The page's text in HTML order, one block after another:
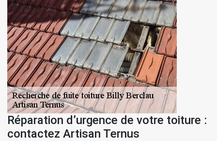
Réparation d’urgence de votre toiture :
contactez Artisan Ternus